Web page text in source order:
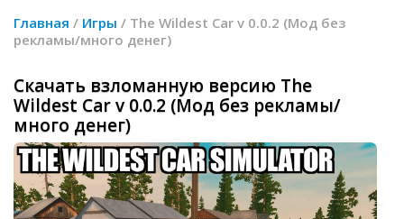
Главная / Игры / The Wildest Car v 0.0.2 (Мод без
рекламы/много денег)
Скачать взломанную версию The
Wildest Car v 0.0.2 (Мод без рекламы/
много денег)